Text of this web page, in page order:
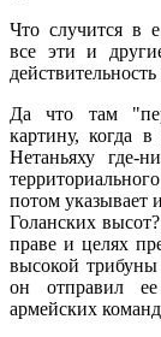
Что случится в
все эти и
Да что там
картину, когда
Нетаньяху где-
потом указывает
Голанских
праве и целях
высокой трибуны
он отправил
армейских